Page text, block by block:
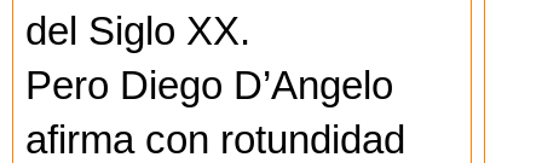
del Siglo XX.
Pero Diego D’Angelo
afirma con rotundidad